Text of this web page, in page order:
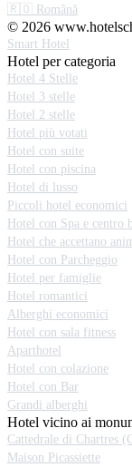
🇷🇴 Română
© 2026
Smart Hotel
Hotel per categoria
Hotel 4 Stelle
Hotel 3 stelle
Hotel 2 stelle
Hotel più votati
Hotel con suite
Hotel con piscina
Hotel di lusso
Piccoli hotel economici
Hotel con Spa e centro
Hotel che accettano
Hotel con Parcheggio
Hotel per famiglie
Hotel romantici
Alberghi economici
Hotel con sala fitness
Aparthotel
Hotel con colazione
Hotel con Bar
Grandi alberghi
Hotel vicino ai
Cattedrale di Chartres
Maison Picassiette